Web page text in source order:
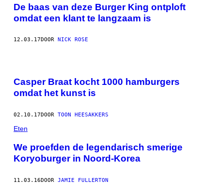
De baas van deze Burger King ontploft
omdat een klant te langzaam is
12.03.17DOOR NICK ROSE
Casper Braat kocht 1000 hamburgers
omdat het kunst is
02.10.17DOOR TOON HEESAKKERS
Eten
We proefden de legendarisch smerige
Koryoburger in Noord-Korea
11.03.16DOOR JAMIE FULLERTON